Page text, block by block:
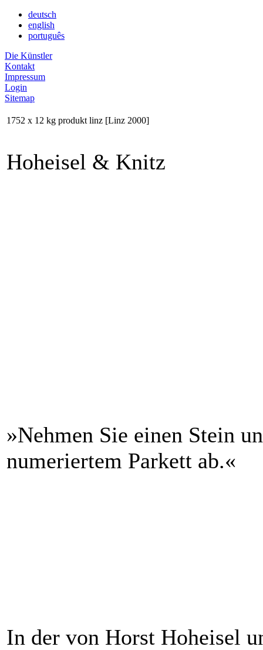
deutsch
english
português
Die Künstler
Kontakt
Impressum
Login
Sitemap
1752 x 12 kg produkt linz [Linz 2000]
Hoheisel & Knitz
»Nehmen Sie einen Stein
numeriertem Parkett ab.«
In der von Horst Hoheisel